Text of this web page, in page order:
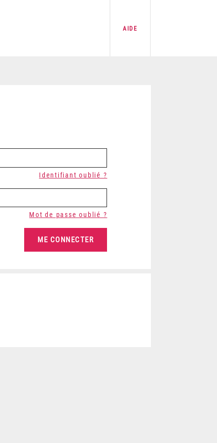
AIDE
Identifiant oublié ?
Mot de passe oublié ?